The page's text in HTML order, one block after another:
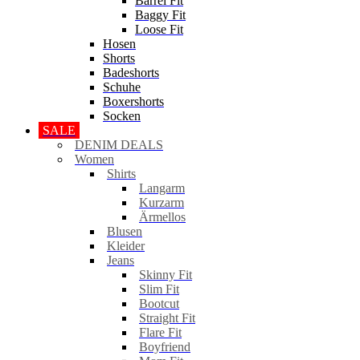
Baggy Fit
Loose Fit
Hosen
Shorts
Badeshorts
Schuhe
Boxershorts
Socken
SALE
DENIM DEALS
Women
Shirts
Langarm
Kurzarm
Ärmellos
Blusen
Kleider
Jeans
Skinny Fit
Slim Fit
Bootcut
Straight Fit
Flare Fit
Boyfriend